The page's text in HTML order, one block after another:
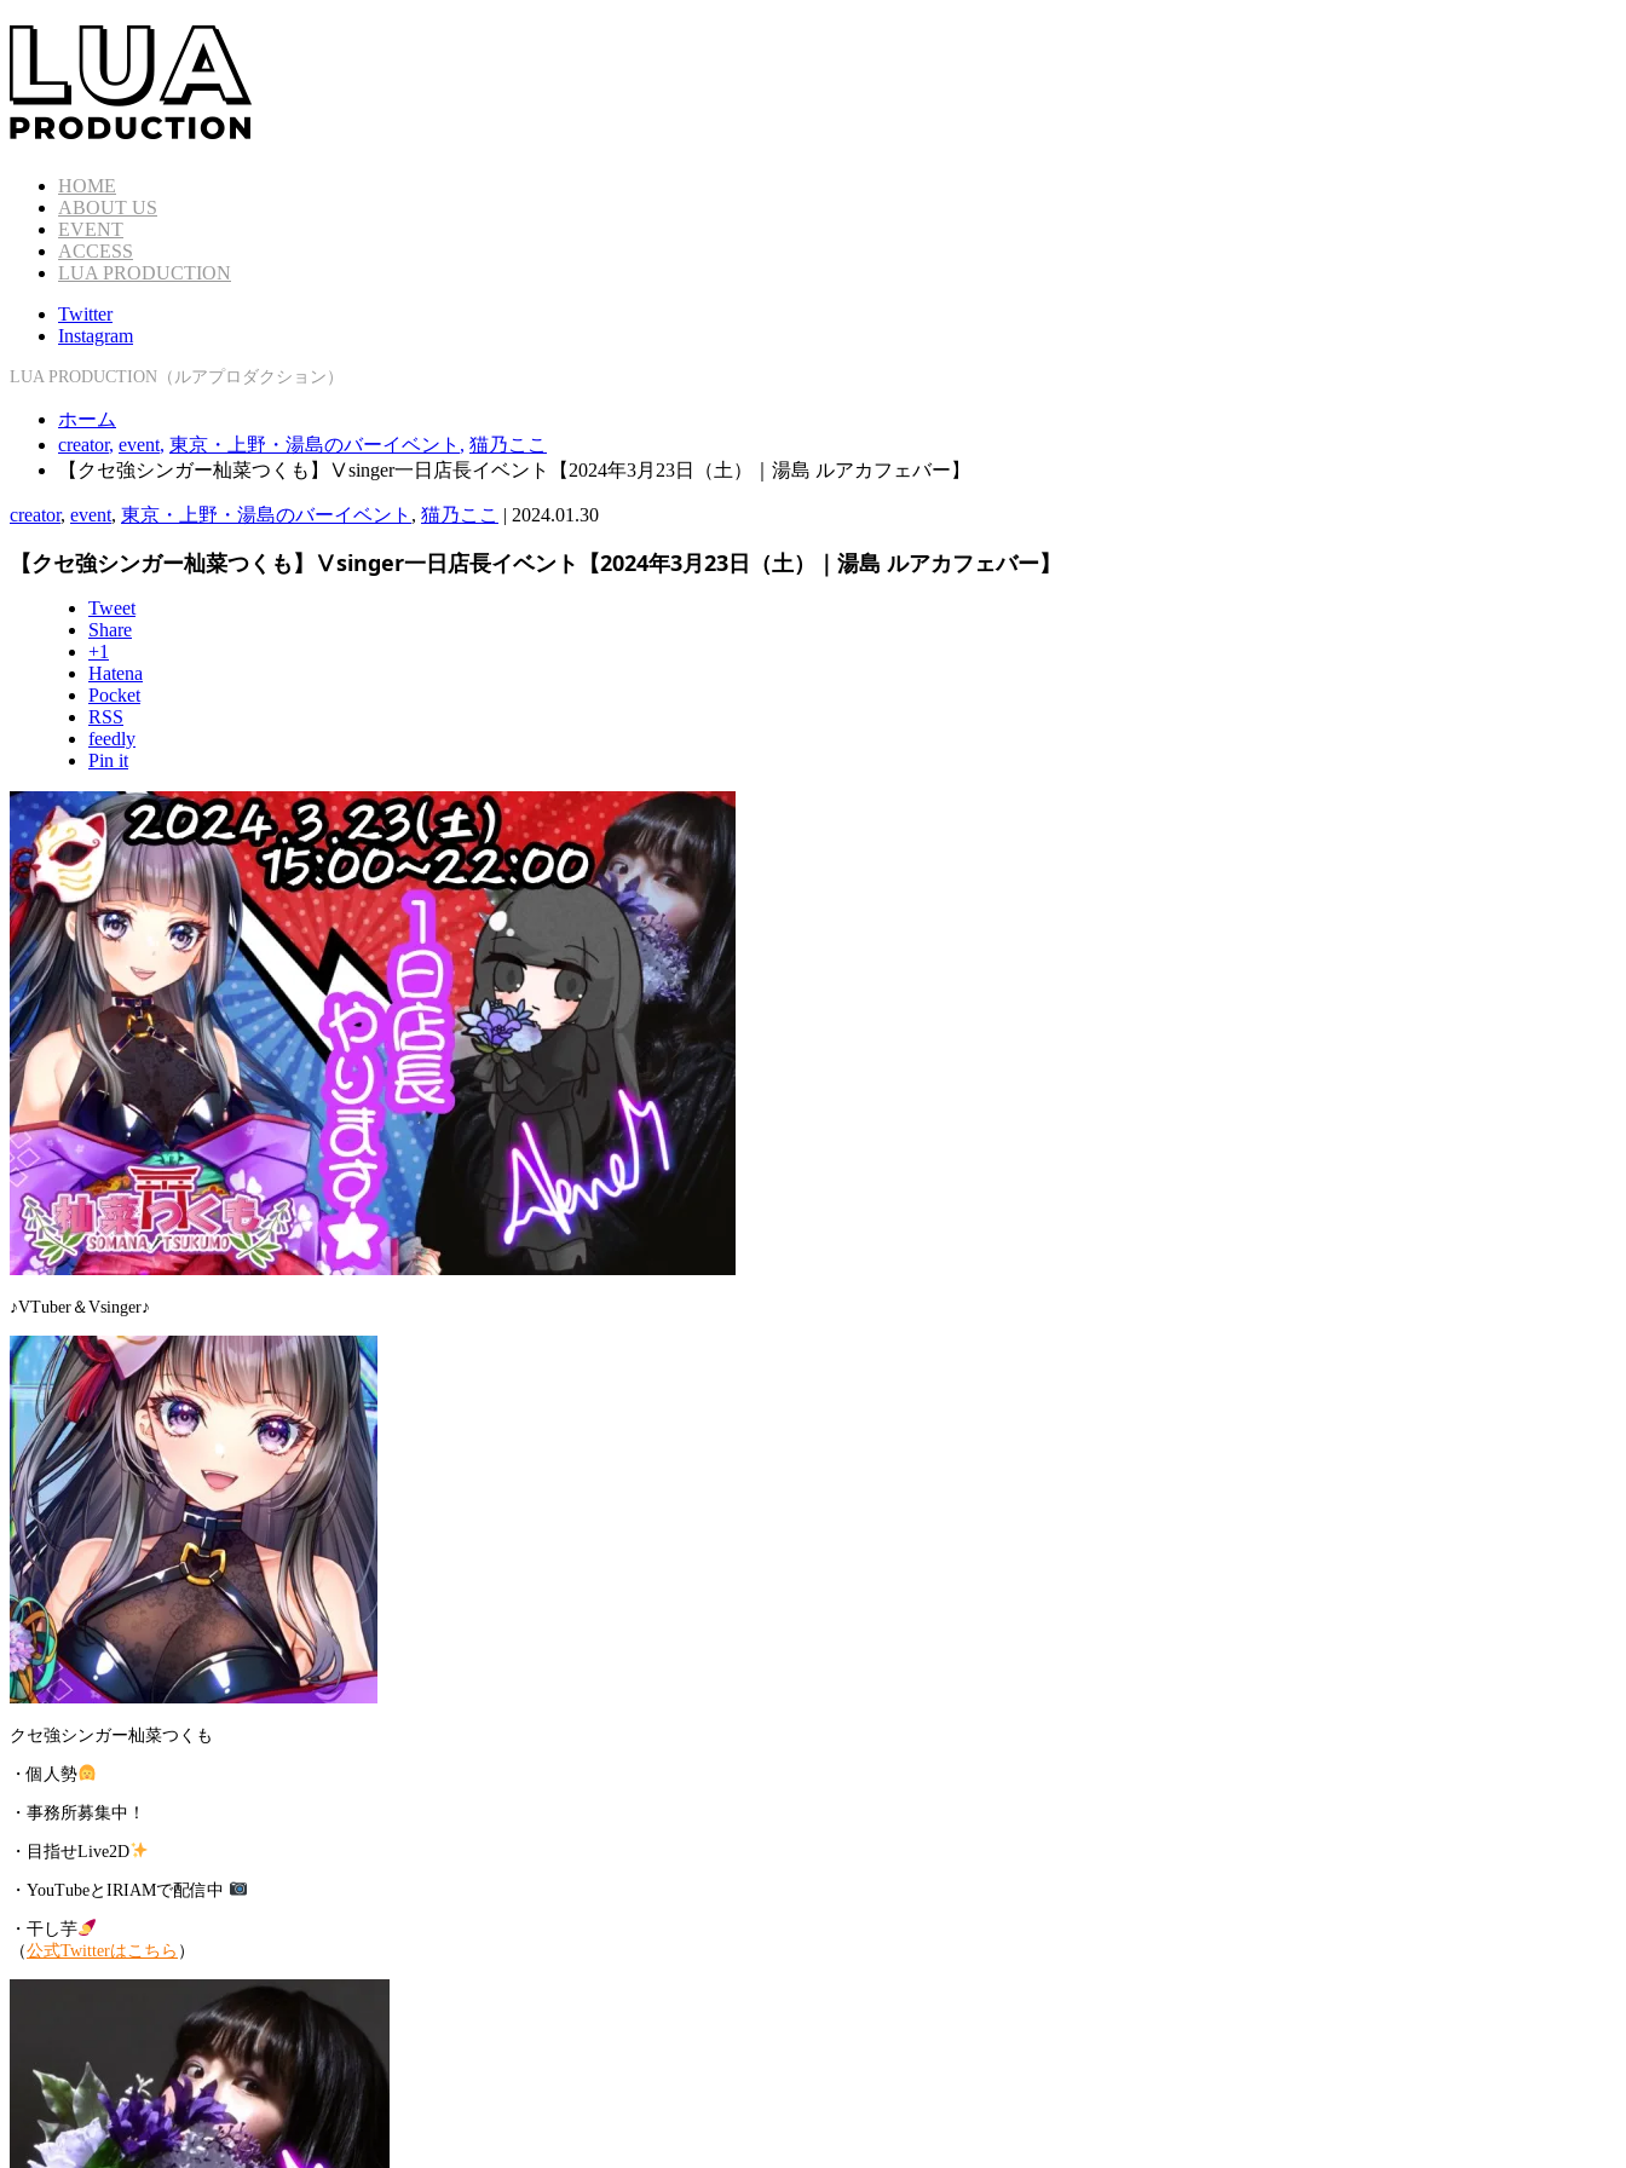
HOME
ABOUT US
EVENT
ACCESS
LUA PRODUCTION
Twitter
Instagram
LUA PRODUCTION（ルアプロダクション）
ホーム
creator, event, 東京・上野・湯島のバーイベント , 猫乃ここ
【クセ強シンガー杣菜つくも】Ⅴsinger一日店長イベント【2024年3月23日（土）｜湯島 ルアカフェバー】
creator, event, 東京・上野・湯島のバーイベント , 猫乃ここ | 2024.01.30
【クセ強シンガー杣菜つくも】Ⅴsinger一日店長イベント【2024年3月23日（土）｜湯島 ルアカフェバー】
Tweet
Share
+1
Hatena
Pocket
RSS
feedly
Pin it
♪VTuber＆Vsinger♪
クセ強シンガー杣菜つくも
・個人勢
・事務所募集中！
・目指せLive2D
・YouTubeとIRIAMで配信中
・干し芋
（公式Twitterはこちら ）